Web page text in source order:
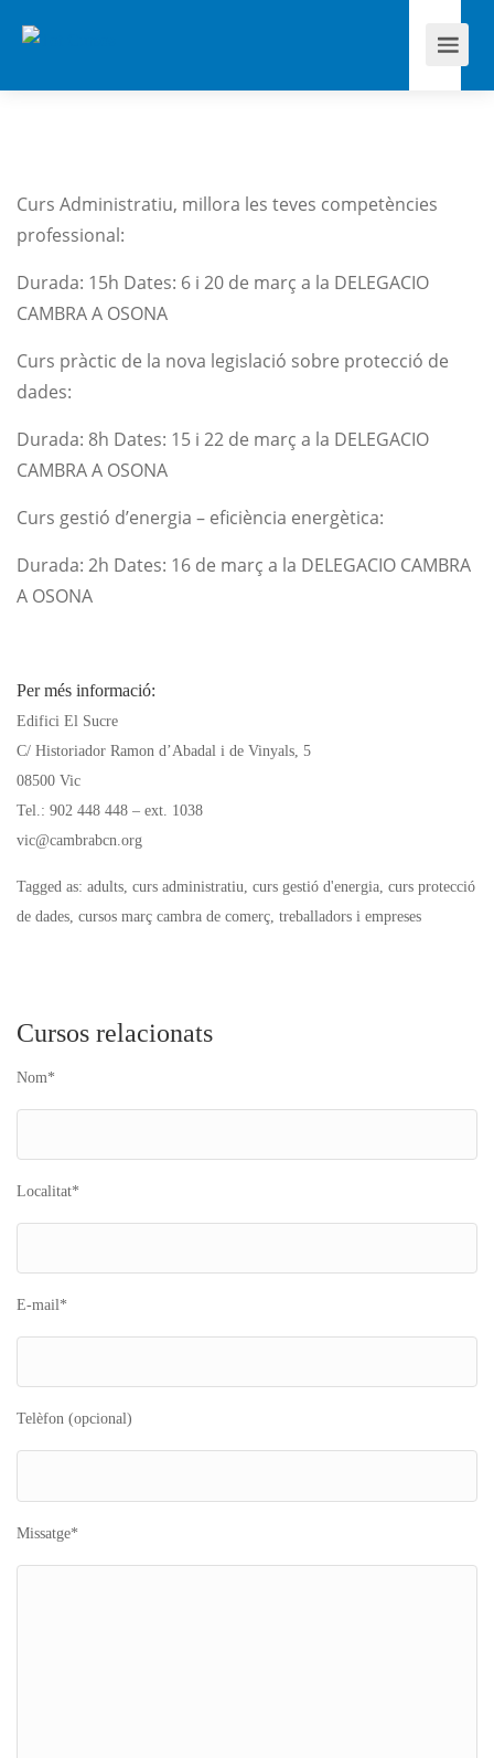
Curs Administratiu, millora les teves competències
professional:
Durada: 15h Dates: 6 i 20 de març a la DELEGACIO
CAMBRA A OSONA
Curs pràctic de la nova legislació sobre protecció de
dades:
Durada: 8h Dates: 15 i 22 de març a la DELEGACIO
CAMBRA A OSONA
Curs gestió d’energia – eficiència energètica:
Durada: 2h Dates: 16 de març a la DELEGACIO CAMBRA
A OSONA
Per més informació:
Edifici El Sucre
C/ Historiador Ramon d’Abadal i de Vinyals, 5
08500 Vic
Tel.: 902 448 448 – ext. 1038
vic@cambrabcn.org
Tagged as: adults, curs administratiu, curs gestió d'energia, curs protecció
de dades, cursos març cambra de comerç, treballadors i empreses
Cursos relacionats
Nom*
Localitat*
E-mail*
Telèfon (opcional)
Missatge*